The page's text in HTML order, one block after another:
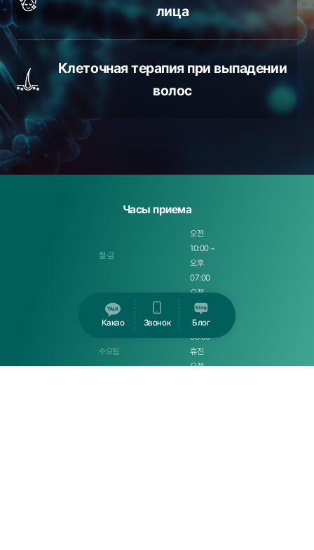
лица
Клеточная терапия при выпадении
волос
Часы приема
월·금
오전
10:00 ~
오후
07:00
화 · 목
오전
10:00 ~
오후
09:00
수요일
휴진
오전
Какао Блог
Звонок